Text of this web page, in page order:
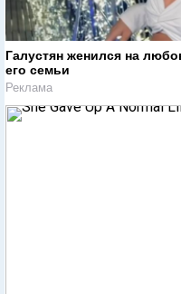
Галустян женился на
его семьи
Реклама